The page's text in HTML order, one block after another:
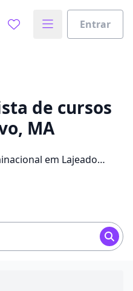
Entrar
para seus estudos
sei
de cursos
MA
em Lajeado